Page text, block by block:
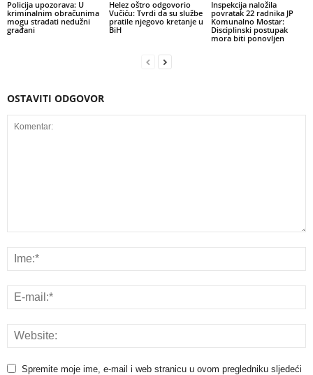
Policija upozorava: U
kriminalnim obračunima
mogu stradati nedužni
građani
Helez oštro odgovorio
Vučiću: Tvrdi da su službe
pratile njegovo kretanje u
BiH
Inspekcija naložila
povratak 22 radnika JP
Komunalno Mostar:
Disciplinski postupak
mora biti ponovljen
OSTAVITI ODGOVOR
Spremite moje ime, e-mail i web stranicu u ovom pregledniku sljedeći